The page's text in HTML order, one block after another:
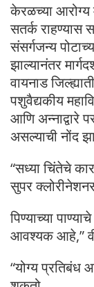
केरळच्या आरोग्य
सतर्क राहण्यास
संसर्गजन्य
झाल्यानंतर
वायनाड
पशुवैद्यकीय
आणि अन्नाद्वारे
असल्याची नोंद
“सध्या चिंतेचे
सुपर
पिण्याच्या
आवश्यक आहे,”
“योग्य प्रतिबंध